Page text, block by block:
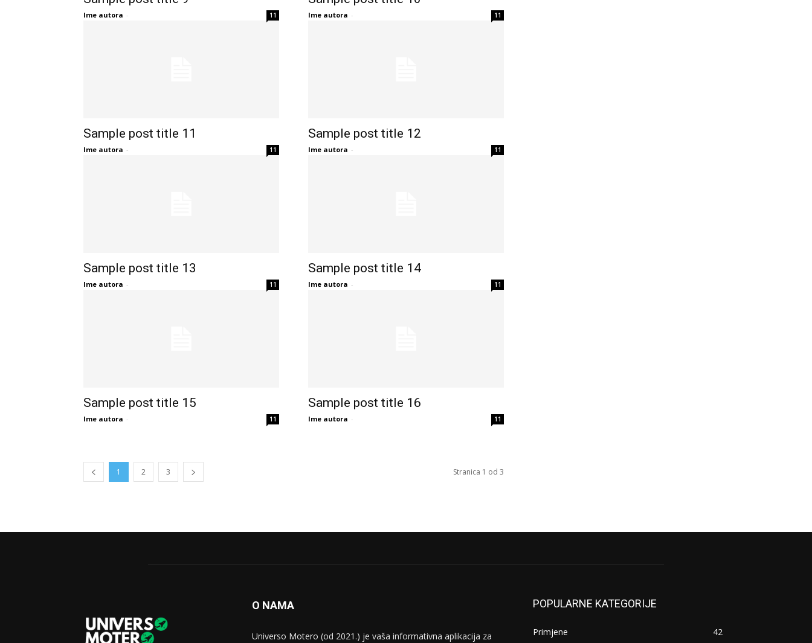
Ime autora - 11 Ime autora - 11
Sample post title 11
Ime autora - 11
Sample post title 12
Ime autora - 11
Sample post title 13
Ime autora - 11
Sample post title 14
Ime autora - 11
Sample post title 15
Ime autora - 11
Sample post title 16
Ime autora - 11
1 2 3 Stranica 1 od 3
O NAMA
Universo Motero (od 2021.) je vaša informativna aplikacija za
POPULARNE KATEGORIJE
Primjene 42